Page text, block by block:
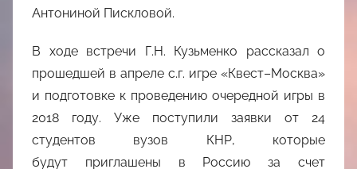
Антониной Пискловой.
В ходе встречи Г.Н. Кузьменко рассказал о
прошедшей в апреле с.г. игре «Квест–Москва»
и подготовке к проведению очередной игры в
2018 году. Уже поступили заявки от 24
студентов вузов КНР, которые
будут приглашены в Россию за счет